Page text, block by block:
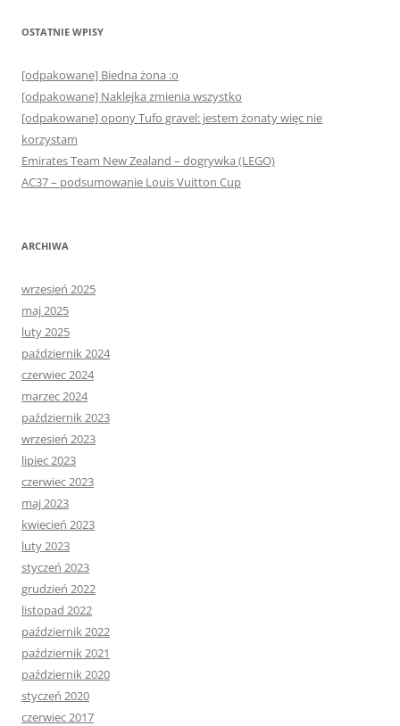
OSTATNIE WPISY
[odpakowane] Biedna żona :o
[odpakowane] Naklejka zmienia wszystko
[odpakowane] opony Tufo gravel: jestem żonaty więc nie
korzystam
Emirates Team New Zealand – dogrywka (LEGO)
AC37 – podsumowanie Louis Vuitton Cup
ARCHIWA
wrzesień 2025
maj 2025
luty 2025
październik 2024
czerwiec 2024
marzec 2024
październik 2023
wrzesień 2023
lipiec 2023
czerwiec 2023
maj 2023
kwiecień 2023
luty 2023
styczeń 2023
grudzień 2022
listopad 2022
październik 2022
październik 2021
październik 2020
styczeń 2020
czerwiec 2017